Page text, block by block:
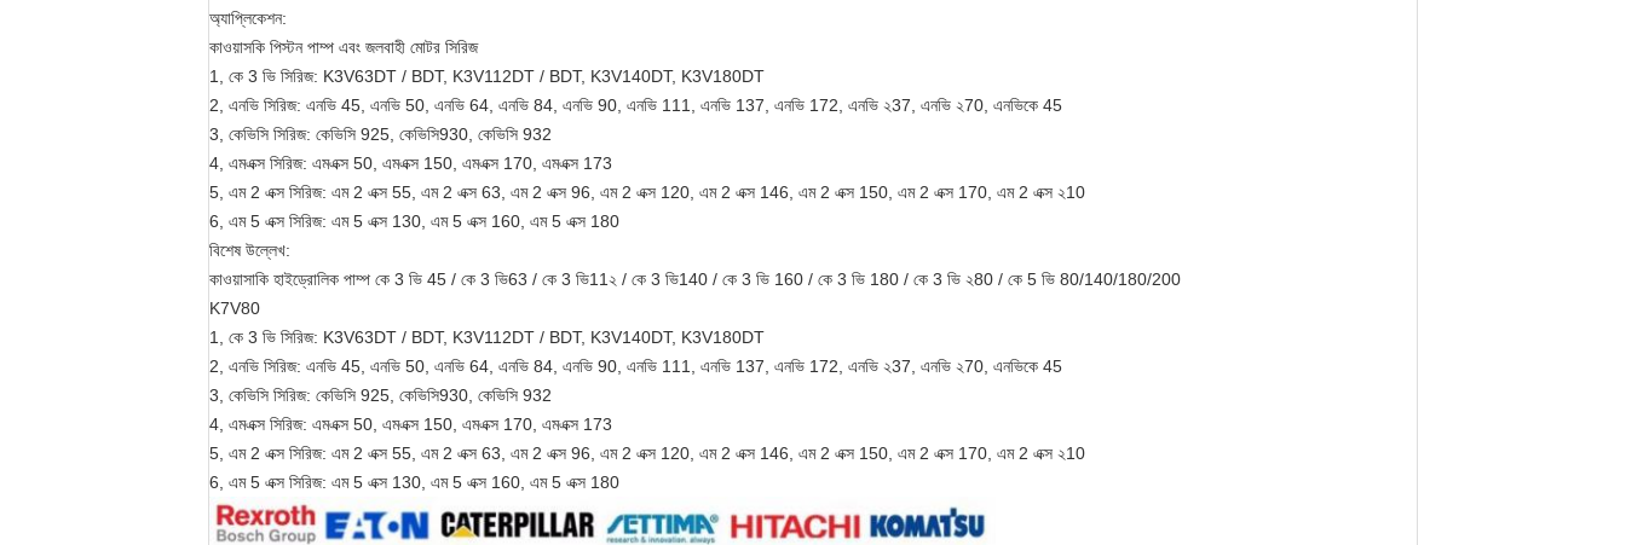
অ্যাপ্লিকেশন:
কাওয়াসকি পিস্টন পাম্প এবং জলবাহী মোটর সিরিজ
1, কে 3 ভি সিরিজ: K3V63DT / BDT, K3V112DT / BDT, K3V140DT, K3V180DT
2, এনভি সিরিজ: এনভি 45, এনভি 50, এনভি 64, এনভি 84, এনভি 90, এনভি 111, এনভি 137, এনভি 172, এনভি ২37, এনভি ২70, এনভিকে 45
3, কেভিসি সিরিজ: কেভিসি 925, কেভিসি930, কেভিসি 932
4, এমএক্স সিরিজ: এমএক্স 50, এমএক্স 150, এমএক্স 170, এমএক্স 173
5, এম 2 এক্স সিরিজ: এম 2 এক্স 55, এম 2 এক্স 63, এম 2 এক্স 96, এম 2 এক্স 120, এম 2 এক্স 146, এম 2 এক্স 150, এম 2 এক্স 170, এম 2 এক্স ২10
6, এম 5 এক্স সিরিজ: এম 5 এক্স 130, এম 5 এক্স 160, এম 5 এক্স 180
বিশেষ উল্লেখ:
কাওয়াসাকি হাইড্রোলিক পাম্প কে 3 ভি 45 / কে 3 ভি63 / কে 3 ভি11২ / কে 3 ভি140 / কে 3 ভি 160 / কে 3 ভি 180 / কে 3 ভি ২80 / কে 5 ভি 80/140/180/200
K7V80
1, কে 3 ভি সিরিজ: K3V63DT / BDT, K3V112DT / BDT, K3V140DT, K3V180DT
2, এনভি সিরিজ: এনভি 45, এনভি 50, এনভি 64, এনভি 84, এনভি 90, এনভি 111, এনভি 137, এনভি 172, এনভি ২37, এনভি ২70, এনভিকে 45
3, কেভিসি সিরিজ: কেভিসি 925, কেভিসি930, কেভিসি 932
4, এমএক্স সিরিজ: এমএক্স 50, এমএক্স 150, এমএক্স 170, এমএক্স 173
5, এম 2 এক্স সিরিজ: এম 2 এক্স 55, এম 2 এক্স 63, এম 2 এক্স 96, এম 2 এক্স 120, এম 2 এক্স 146, এম 2 এক্স 150, এম 2 এক্স 170, এম 2 এক্স ২10
6, এম 5 এক্স সিরিজ: এম 5 এক্স 130, এম 5 এক্স 160, এম 5 এক্স 180